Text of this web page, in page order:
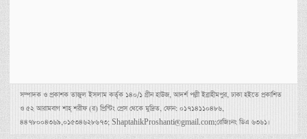
সম্পাদক ও প্রকাশক তাজুল ইসলাম কর্তৃক ১৪০/১ গ্রীন হাউজ, আদর্শ পল্লী ইব্রাহীমপুর, ঢাকা হইতে প্রকাশিত
ও ৫২ আরামবাগ শাহ্ শরীফ (র) প্রিন্টিং প্রেস থেকে মুদ্রিত, ফোন: ০১৭১৪১১০৪৮৬,
৪৪৭৮০০৪৩৬৯,০১৫৩৪৬২৮৬৭৩; ShaptahikProshanti@gmail.com;রেজিঃনং ডিএ ৬৩৬১।